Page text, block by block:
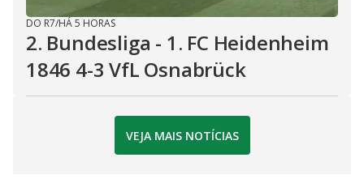
DO R7/HÁ 5 HORAS
2. Bundesliga - 1. FC Heidenheim
1846 4-3 VfL Osnabrück
VEJA MAIS NOTÍCIAS